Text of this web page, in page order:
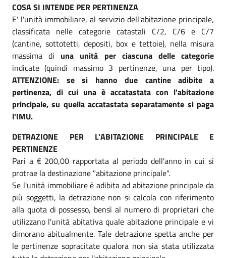
COSA SI INTENDE PER PERTINENZA
E' l'unità immobiliare, al servizio dell'abitazione principale,
classificata nelle categorie catastali C/2, C/6 e C/7
(cantine, sottotetti, depositi, box e tettoie), nella misura
massima di una unità per ciascuna delle categorie
indicate (quindi massimo 3 pertinenze, una per tipo).
ATTENZIONE: se si hanno due cantine adibite a
pertinenza, di cui una è accatastata con l'abitazione
principale, su quella accatastata separatamente si paga
l'IMU.
DETRAZIONE PER L'ABITAZIONE PRINCIPALE E
PERTINENZE
Pari a € 200,00 rapportata al periodo dell'anno in cui si
protrae la destinazione "abitazione principale".
Se l'unità immobiliare è adibita ad abitazione principale da
più soggetti, la detrazione non si calcola con riferimento
alla quota di possesso, bensì al numero di proprietari che
utilizzano l'unità abitativa quale abitazione principale e vi
dimorano abitualmente. Tale detrazione spetta anche per
le pertinenze sopracitate qualora non sia stata utilizzata